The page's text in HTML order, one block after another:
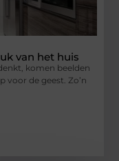
van het huis
komen beelden
voor de geest. Zo’n